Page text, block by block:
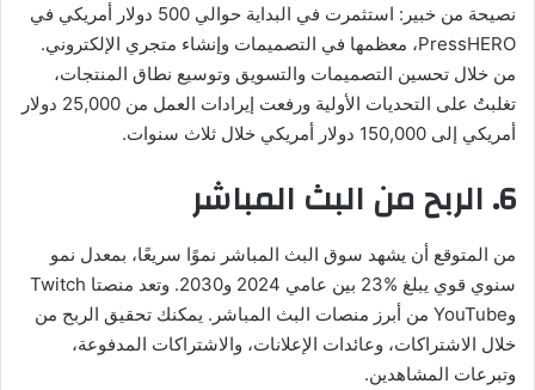
نصيحة من خبير: استثمرت في البداية حوالي 500 دولار أمريكي في
PressHERO، معظمها في التصميمات وإنشاء متجري الإلكتروني.
من خلال تحسين التصميمات والتسويق وتوسيع نطاق المنتجات،
تغلبتُ على التحديات الأولية ورفعت إيرادات العمل من 25,000 دولار
أمريكي إلى 150,000 دولار أمريكي خلال ثلاث سنوات.
6. الربح من البث المباشر
من المتوقع أن يشهد سوق البث المباشر نموًا سريعًا، بمعدل نمو
سنوي قوي يبلغ %23 بين عامي 2024 و2030. وتعد منصتا Twitch
وYouTube من أبرز منصات البث المباشر. يمكنك تحقيق الربح من
خلال الاشتراكات، وعائدات الإعلانات، والاشتراكات المدفوعة،
وتبرعات المشاهدين.